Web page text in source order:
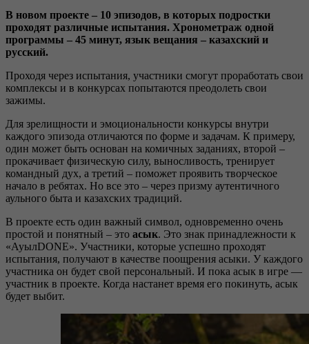
В новом проекте – 10 эпизодов, в которых подростки
проходят различные испытания. Хронометраж одной
программы – 45 минут, язык вещания – казахский и
русский.
Проходя через испытания, участники смогут проработать свои
комплексы и в конкурсах попытаются преодолеть свои
зажимы.
Для зрелищности и эмоциональности конкурсы внутри
каждого эпизода отличаются по форме и задачам. К примеру,
один может быть основан на комичных заданиях, второй –
прокачивает физическую силу, выносливость, тренирует
командный дух, а третий – поможет проявить творческое
начало в ребятах. Но все это – через призму аутентичного
аульного быта и казахских традиций.
В проекте есть один важный символ, одновременно очень
простой и понятный – это асык. Это знак принадлежности к
«АуылDONE». Участники, которые успешно проходят
испытания, получают в качестве поощрения асыки. У каждого
участника он будет свой персональный. И пока асык в игре —
участник в проекте. Когда настанет время его покинуть, асык
будет выбит.